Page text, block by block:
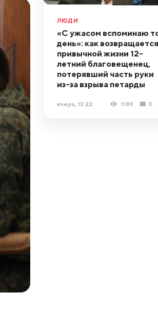
ЛЮДИ
«С ужасом вспоминаю
день»: как
привычной жизни 12-
летний благовещенец,
потерявший часть руки
из-за взрыва петарды
вчера, 13:22 1189 0